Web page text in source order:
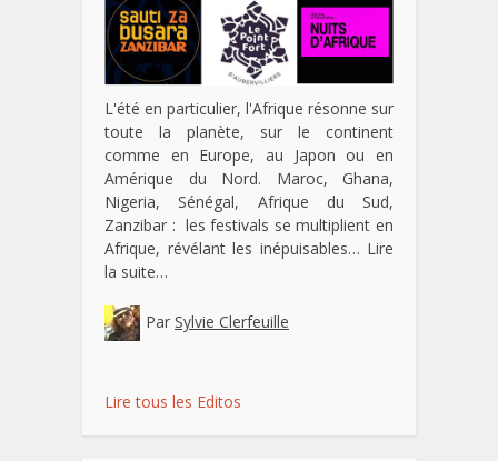
L'été en particulier, l'Afrique résonne sur
toute la planète, sur le continent
comme en Europe, au Japon ou en
Amérique du Nord. Maroc, Ghana,
Nigeria, Sénégal, Afrique du Sud,
Zanzibar : les festivals se multiplient en
Afrique, révélant les inépuisables… Lire
la suite…
Par Sylvie Clerfeuille
Lire tous les Editos